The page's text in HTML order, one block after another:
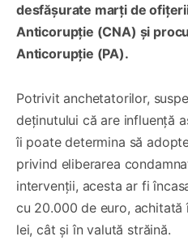
desfășurate marți de
Anticorupție (CNA) și
Anticorupție (PA).
Potrivit anchetatorilor,
deținutului că are influență
îi poate determina să
privind eliberarea
intervenții, acesta ar fi
cu 20.000 de euro, achitată
lei, cât și în valută străină.